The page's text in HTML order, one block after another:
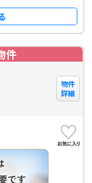
件
物件
詳細